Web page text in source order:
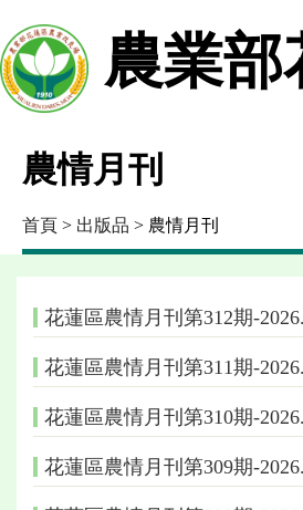
農業部
農情月刊
首頁 > 出版品 > 農情月刊
花蓮區農情月刊第312期-
花蓮區農情月刊第311期-
花蓮區農情月刊第310期-
花蓮區農情月刊第309期-